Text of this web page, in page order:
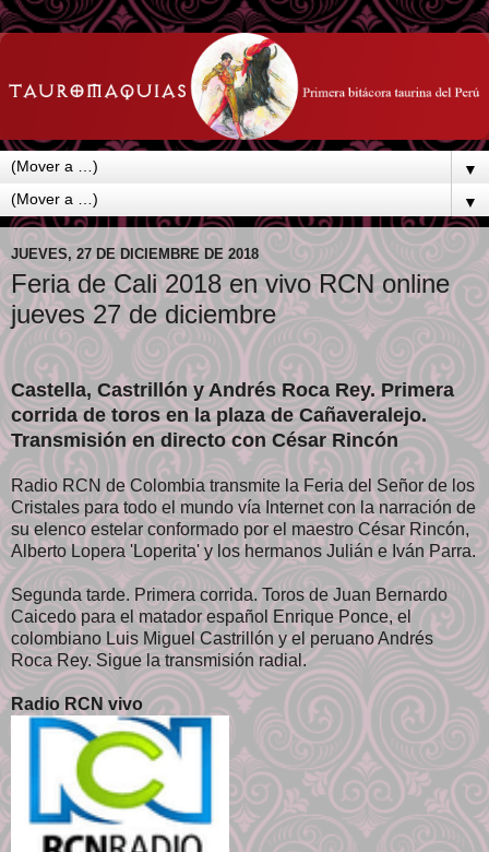
▼
▼
JUEVES, 27 DE DICIEMBRE DE 2018
Feria de Cali 2018 en vivo RCN online
jueves 27 de diciembre
Castella, Castrillón y Andrés Roca Rey. Primera
corrida de toros en la plaza de Cañaveralejo.
Transmisión en directo con César Rincón
Radio RCN de Colombia transmite la Feria del Señor de los
Cristales para todo el mundo vía Internet con la narración de
su elenco estelar conformado por el maestro César Rincón,
Alberto Lopera 'Loperita' y los hermanos Julián e Iván Parra.
Segunda tarde. Primera corrida. Toros de Juan Bernardo
Caicedo para el matador español Enrique Ponce, el
colombiano Luis Miguel Castrillón y el peruano Andrés
Roca Rey. Sigue la transmisión radial.
Radio RCN vivo